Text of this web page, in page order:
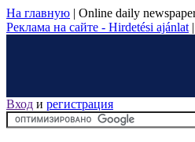
На главную | Online daily
Реклама на сайте - Hirdetési ajánlat |
Вход и регистрация